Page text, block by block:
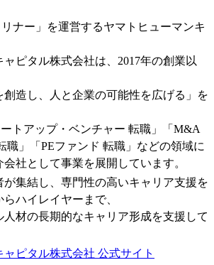
ナー」を運営するヤマトヒューマンキ
ピタル株式会社は、2017年の創業以
創造し、人と企業の可能性を広げる」を
ートアップ・ベンチャー 転職」「M&A
職」「PEファンド 転職」などの領域に
社として事業を展開しています。
集結し、専門性の高いキャリア支援を
ハイレイヤーまで、
人材の長期的なキャリア形成を支援して
ピタル株式会社 公式サイト